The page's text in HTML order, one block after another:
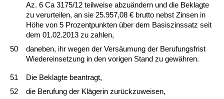
Az. 6 Ca 3175/12 teil­wei­se ab­zuändern und die Be­klag­te
zu ver­ur­tei­len, an sie 25.957,08 € brut­to nebst Zin­sen in
Höhe von 5 Pro­zent­punk­ten über dem Ba­sis­zins­satz seit
dem 01.02.2013 zu zah­len,
50
da­ne­ben, ihr we­gen der Versäum­ung der Be­ru­fungs­frist
Wie­der­ein­set­zung in den vo­ri­gen Stand zu gewähren.
51
Die Be­klag­te be­an­tragt,
52
die Be­ru­fung der Kläge­rin zurück­zu­wei­sen,